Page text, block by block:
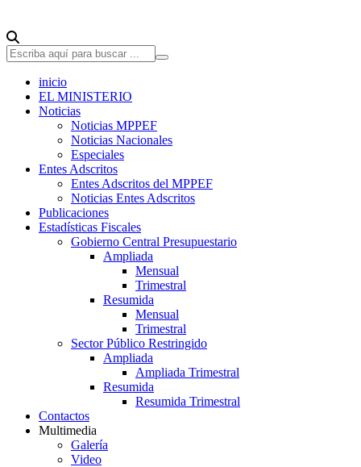
inicio
EL MINISTERIO
Noticias
Noticias MPPEF
Noticias Nacionales
Especiales
Entes Adscritos
Entes Adscritos del MPPEF
Noticias Entes Adscritos
Publicaciones
Estadísticas Fiscales
Gobierno Central Presupuestario
Ampliada
Mensual
Trimestral
Resumida
Mensual
Trimestral
Sector Público Restringido
Ampliada
Ampliada Trimestral
Resumida
Resumida Trimestral
Contactos
Multimedia
Galería
Video